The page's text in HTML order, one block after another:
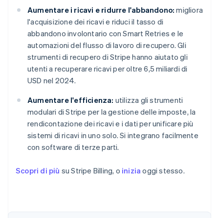
Aumentare i ricavi e ridurre l'abbandono: migliora
l'acquisizione dei ricavi e riduci il tasso di
abbandono involontario con Smart Retries e le
automazioni del flusso di lavoro di recupero. Gli
strumenti di recupero di Stripe hanno aiutato gli
utenti a recuperare ricavi per oltre 6,5 miliardi di
USD nel 2024.
Aumentare l'efficienza: utilizza gli strumenti
modulari di Stripe per la gestione delle imposte, la
rendicontazione dei ricavi e i dati per unificare più
sistemi di ricavi in uno solo. Si integrano facilmente
con software di terze parti.
Scopri di più su Stripe Billing, o inizia oggi stesso.